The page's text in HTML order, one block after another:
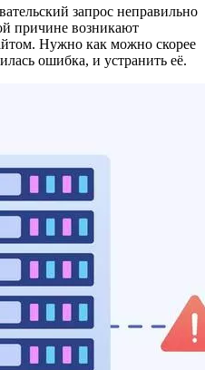
запрос неправильно
причине возникают
Нужно как можно скорее
ошибка, и устранить её.